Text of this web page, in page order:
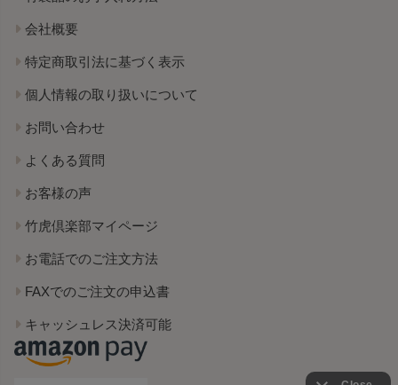
会社概要
特定商取引法に基づく表示
個人情報の取り扱いについて
お問い合わせ
よくある質問
お客様の声
竹虎倶楽部マイページ
お電話でのご注文方法
FAXでのご注文の申込書
キャッシュレス決済可能